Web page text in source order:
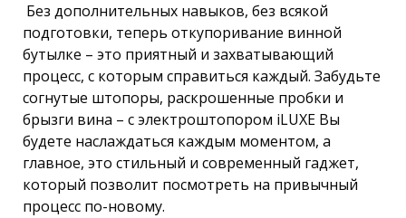
Без дополнительных навыков, без всякой
подготовки, теперь откупоривание винной
бутылке – это приятный и захватывающий
процесс, с которым справиться каждый. Забудьте
согнутые штопоры, раскрошенные пробки и
брызги вина – с электроштопором iLUXE Вы
будете наслаждаться каждым моментом, а
главное, это стильный и современный гаджет,
который позволит посмотреть на привычный
процесс по-новому.